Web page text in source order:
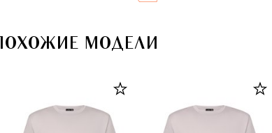
ПОХОЖИЕ МОДЕЛИ